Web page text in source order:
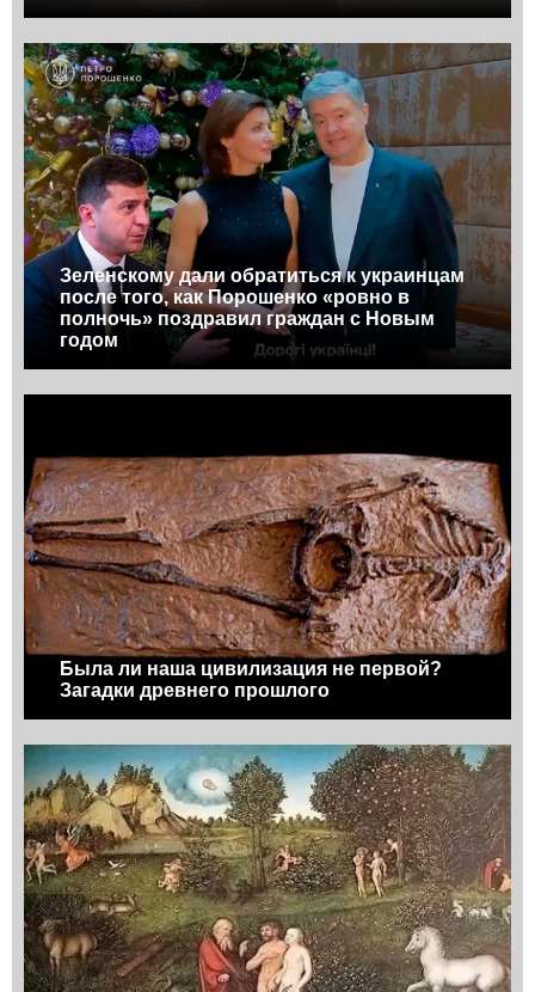
Зеленскому дали обратиться к украинцам
после того, как Порошенко «ровно в
полночь» поздравил граждан с Новым
годом
Была ли наша цивилизация не первой?
Загадки древнего прошлого